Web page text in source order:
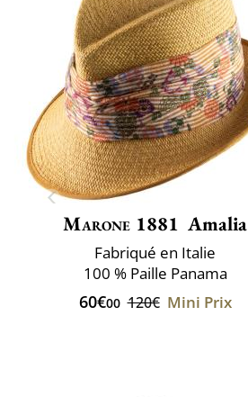
Marone 1881 Amalia
Fabriqué en Italie
100 % Paille Panama
60€00 120€ Mini Prix